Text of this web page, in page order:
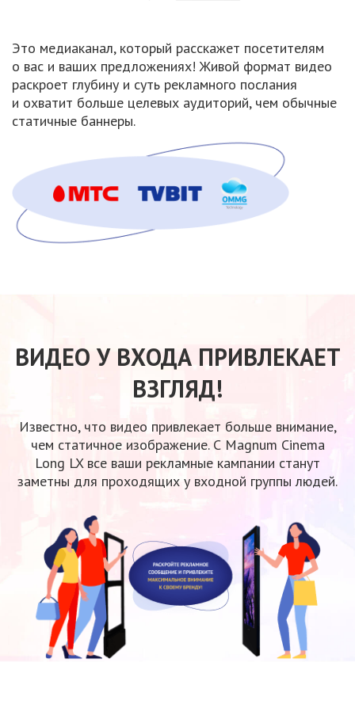
Это медиаканал, который расскажет посетителям
о вас и ваших предложениях! Живой формат видео
раскроет глубину и суть рекламного послания
и охватит больше целевых аудиторий, чем обычные
статичные баннеры.
ВИДЕО У ВХОДА ПРИВЛЕКАЕТ
ВЗГЛЯД!
Известно, что видео привлекает больше внимание,
чем статичноеизображение. С Magnum Cinema
Long LX все ваши рекламные кампании станут
заметны для проходящих у входной группы людей.